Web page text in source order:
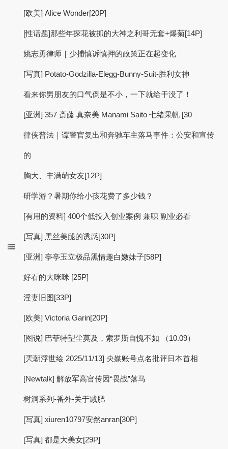
[欧美] Alice Wonder[20P]
[性话题]那些年探花被抓的大神之利哥无套+爆菊[14P]
姚志勇律师｜少捕慎诉慎押的政策正在起变化
[写真] Potato-Godzilla-Elegg-Bunny-Suit-胜利女神
看来你男朋友的口气倒是不小，一下就给干没了！
[亚洲] 357 斎藤 真奈美 Manami Saito 七绪果帆 [30
律侠普法｜谭警官复出和奔驰车主落马事件：公安和宣传
的
胸大、丰满萌女友[12P]
研学游？暑期你给小孩花费了多少钱？
[有用的资料] 400个低投入创业案例 兼职 副业必看
[写真] 黑丝美腿的诱惑[30P]
[亚洲] 亭亭玉立极品黑情趣白嫩妹子[58P]
好看的大咪咪 [25P]
淫妻旧图[33P]
[欧美] Victoria Garin[20P]
[图说] 巴菲特望尘莫及，索罗斯自愧不如 （10.09）
[兲朝浮世绘 2025/11/13] 央媒账号点名批评日本首相
[Newtalk] 解放军高官传因“畏战”落马
树洞系列-番外-关于减肥
[写真] xiuren10797安然anran[30P]
[写真] 都是大美女[29P]